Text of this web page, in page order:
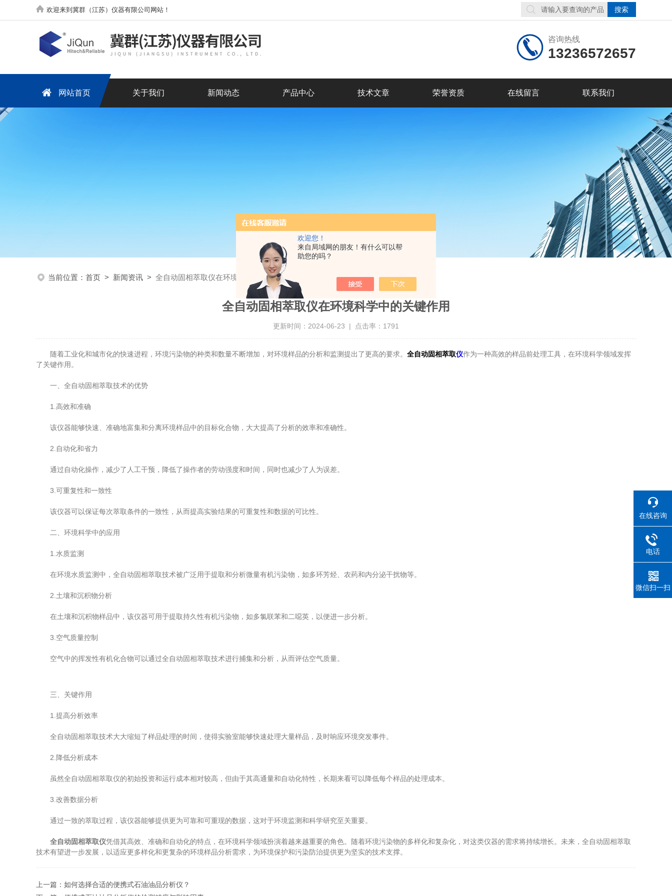
欢迎您！
来自局域网的朋友！有什么可以帮
助您的吗？
欢迎来到冀群（江苏）仪器有限公司网站！
咨询热线
13236572657
网站首页 关于我们 新闻动态 产品中心 技术文章 荣誉资质 在线留言 联系我们
当前位置： 首页 > 新闻资讯 > 全自动固相萃取仪在环境科学中的关键作用
全自动固相萃取仪在环境科学中的关键作用
更新时间：2024-06-23 | 点击率：1791
随着工业化和城市化的快速进程，环境污染物的种类和数量不断增加，对环境样品的分析和监测提出了更高的要求。 全自动固相萃取仪作为一种高效的样品前处理工具，在环境科学领域发挥
了关键作用。
一、全自动固相萃取技术的优势
1.高效和准确
该仪器能够快速、准确地富集和分离环境样品中的目标化合物，大大提高了分析的效率和准确性。
2.自动化和省力
通过自动化操作，减少了人工干预，降低了操作者的劳动强度和时间，同时也减少了人为误差。
3.可重复性和一致性
该仪器可以保证每次萃取条件的一致性，从而提高实验结果的可重复性和数据的可比性。
二、环境科学中的应用
1.水质监测
在环境水质监测中，全自动固相萃取技术被广泛用于提取和分析微量有机污染物，如多环芳烃、农药和内分泌干扰物等。
2.土壤和沉积物分析
在土壤和沉积物样品中，该仪器可用于提取持久性有机污染物，如多氯联苯和二噁英，以便进一步分析。
3.空气质量控制
空气中的挥发性有机化合物可以通过全自动固相萃取技术进行捕集和分析，从而评估空气质量。
三、关键作用
1.提高分析效率
全自动固相萃取技术大大缩短了样品处理的时间，使得实验室能够快速处理大量样品，及时响应环境突发事件。
2.降低分析成本
虽然全自动固相萃取仪的初始投资和运行成本相对较高，但由于其高通量和自动化特性，长期来看可以降低每个样品的处理成本。
3.改善数据分析
通过一致的萃取过程，该仪器能够提供更为可靠和可重现的数据，这对于环境监测和科学研究至关重要。
全自动固相萃取仪凭借其高效、准确和自动化的特点，在环境科学领域扮演着越来越重要的角色。随着环境污染物的多样化和复杂化，对这类仪器的需求将持续增长。未来，全自动固相萃取
技术有望进一步发展，以适应更多样化和更复杂的环境样品分析需求，为环境保护和污染防治提供更为坚实的技术支撑。
上一篇： 如何选择合适的便携式石油油品分析仪？
在线咨询
电话
微信扫一扫